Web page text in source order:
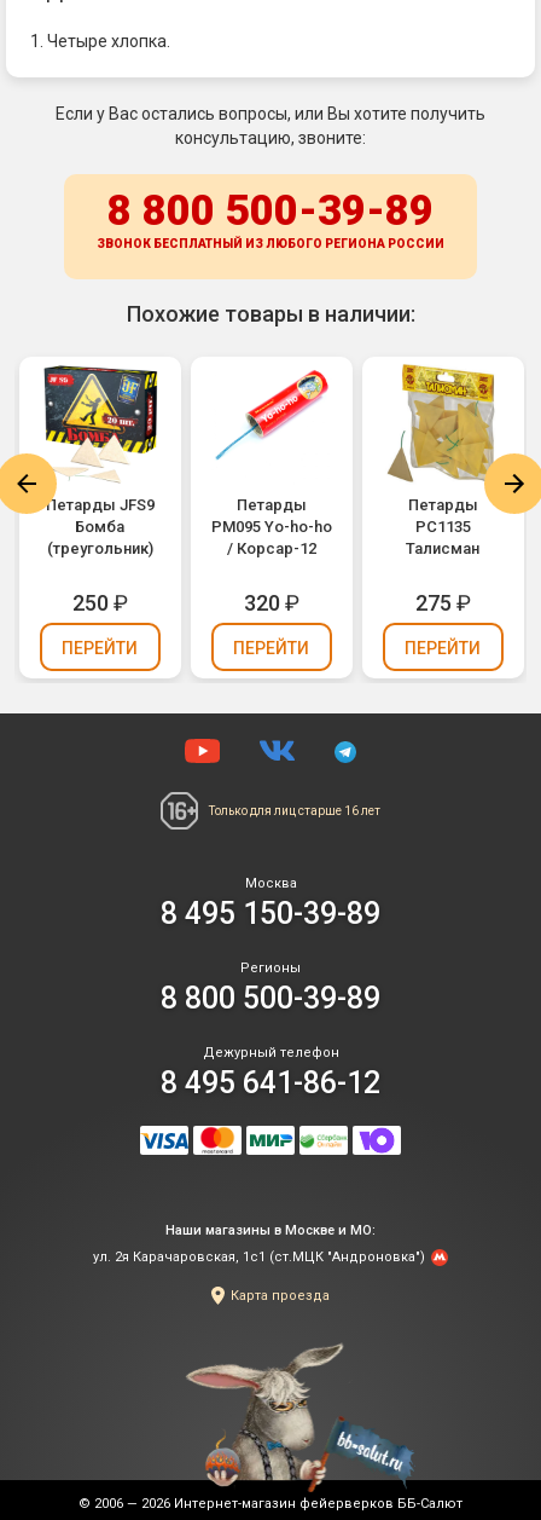
1. Четыре хлопка.
Если у Вас остались вопросы, или Вы хотите получить
консультацию, звоните:
8 800 500-39-89
ЗВОНОК БЕСПЛАТНЫЙ ИЗ ЛЮБОГО РЕГИОНА РОССИИ
Похожие товары в наличии:
Петарды JFS9
Бомба
(треугольник)
250₽
ПЕРЕЙТИ
Петарды
PM095 Yo-ho-ho
/ Корсар-12
320₽
ПЕРЕЙТИ
Петарды
РС1135
Талисман
275 ₽
ПЕРЕЙТИ
Только для лиц старше 16 лет
Москва
8 495 150-39-89
Регионы
8 800 500-39-89
Дежурный телефон
8 495 641-86-12
Наши магазины в Москве и МО:
ул. 2я Карачаровская, 1с1 (ст.МЦК "Андроновка")
Карта проезда
© 2006 — 2026 Интернет-магазин фейерверков ББ-Салют